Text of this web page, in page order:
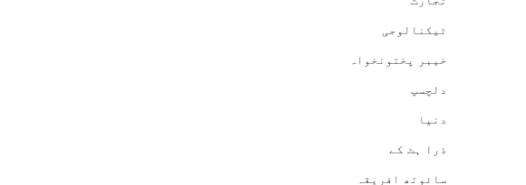
ٹیکنالوجی
خیبر پختونخواہ
دلچسپ
دنیا
ذرا ہٹ کے
سائوتھ افریقہ